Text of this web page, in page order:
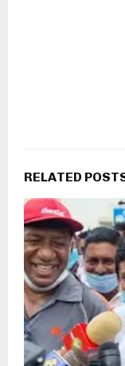
RELATED